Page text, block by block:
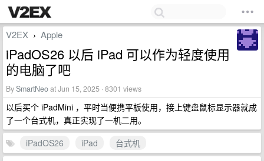
V2EX › Apple
iPadOS26 以后 iPad 可以作为轻度使用
的电脑了吧
BySmartNeoat Jun 15, 2025 · 8301 views
以后买个 iPadMini ，平时当便携平板使用，接上键盘鼠标显示器就成
了一个台式机，真正实现了一机二用。
iPadOS26
iPad
台式机